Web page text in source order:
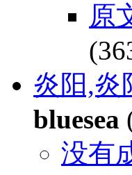
原
炎阳,炎
bluesea
没有